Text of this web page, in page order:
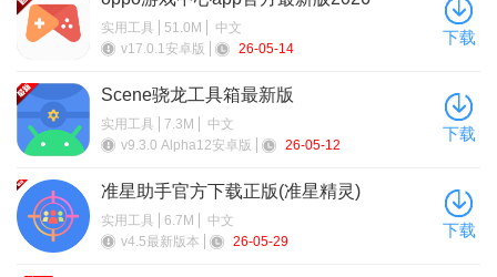
实用工具 51.0M
中文
v17.0.1安卓版
26-05-14
下载
Scene骁龙工具箱最新版
实用工具 7.3M
中文
v9.3.0 Alpha12安卓版
26-05-12
下载
准星助手官方下载正版(准星精灵)
实用工具 6.7M
中文
v4.5最新版本
26-05-29
下载